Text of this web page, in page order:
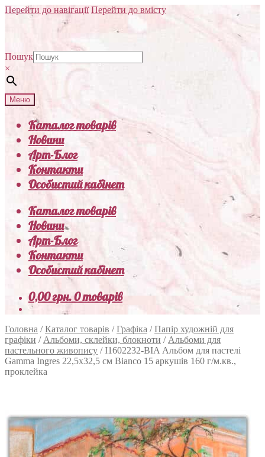
Перейти до навігації Перейти до вмісту
Пошук
×
Меню
Каталог товарів
Новини
Арт-Блог
Контакти
Особистий кабінет
Каталог товарів
Новини
Арт-Блог
Контакти
Особистий кабінет
0,00грн.0 товарів
Головна /Каталог товарів /Графіка /Папір художній для
графіки / Альбоми, склейки, блокноти / Альбоми для
пастельного живопису /I1602232-BIA Альбом для пастелі
Gamma Ingres 22,5х32,5 см Bianco 15 аркушів 160 г/м.кв.,
проклейка